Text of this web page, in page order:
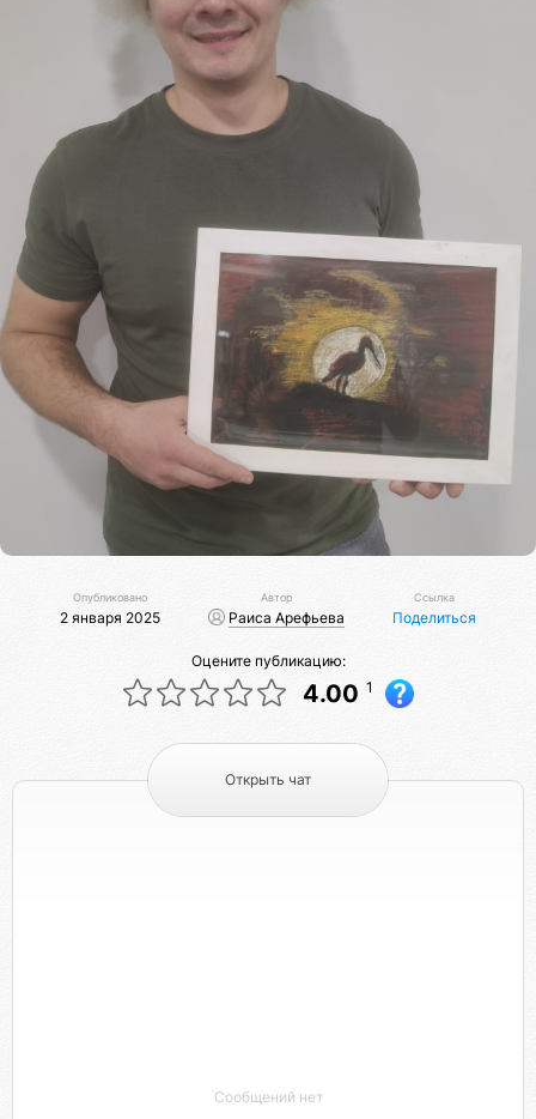
Опубликовано
2 января 2025
Автор
Раиса Арефьева
Ссылка
Поделиться
Оцените публикацию:
4.00 1
Открыть чат
Сообщений нет